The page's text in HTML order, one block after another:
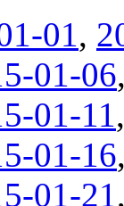
01,
01-06
01-11
01-16
01-21